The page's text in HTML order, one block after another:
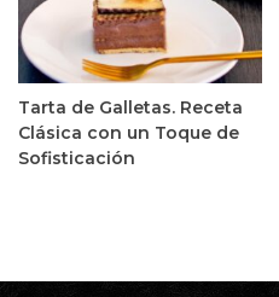
Tarta de Galletas. Receta
Clásica con un Toque de
Sofisticación